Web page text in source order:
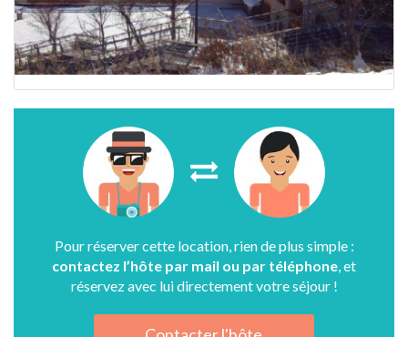
Pour réserver cette location, rien de plus simple :
contactez l’hôte par mail ou par téléphone, et
réservez avec lui directement votre séjour !